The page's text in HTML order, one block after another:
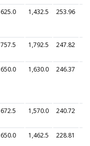
625.0 1,432.5 253.96
757.5 1,792.5 247.82
650.0 1,630.0 246.37
672.5 1,570.0 240.72
650.0 1,462.5 228.81